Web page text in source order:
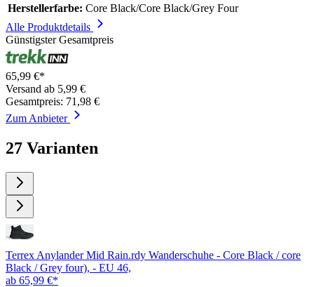
Herstellerfarbe: Core Black/Core Black/Grey Four
Alle Produktdetails
Günstigster Gesamtpreis
65,99 €*
Versand ab 5,99 €
Gesamtpreis: 71,98 €
Zum Anbieter
27 Varianten
Terrex Anylander Mid Rain.rdy Wanderschuhe - Core Black / core
Black / Grey four), - EU 46,
ab 65,99 €*